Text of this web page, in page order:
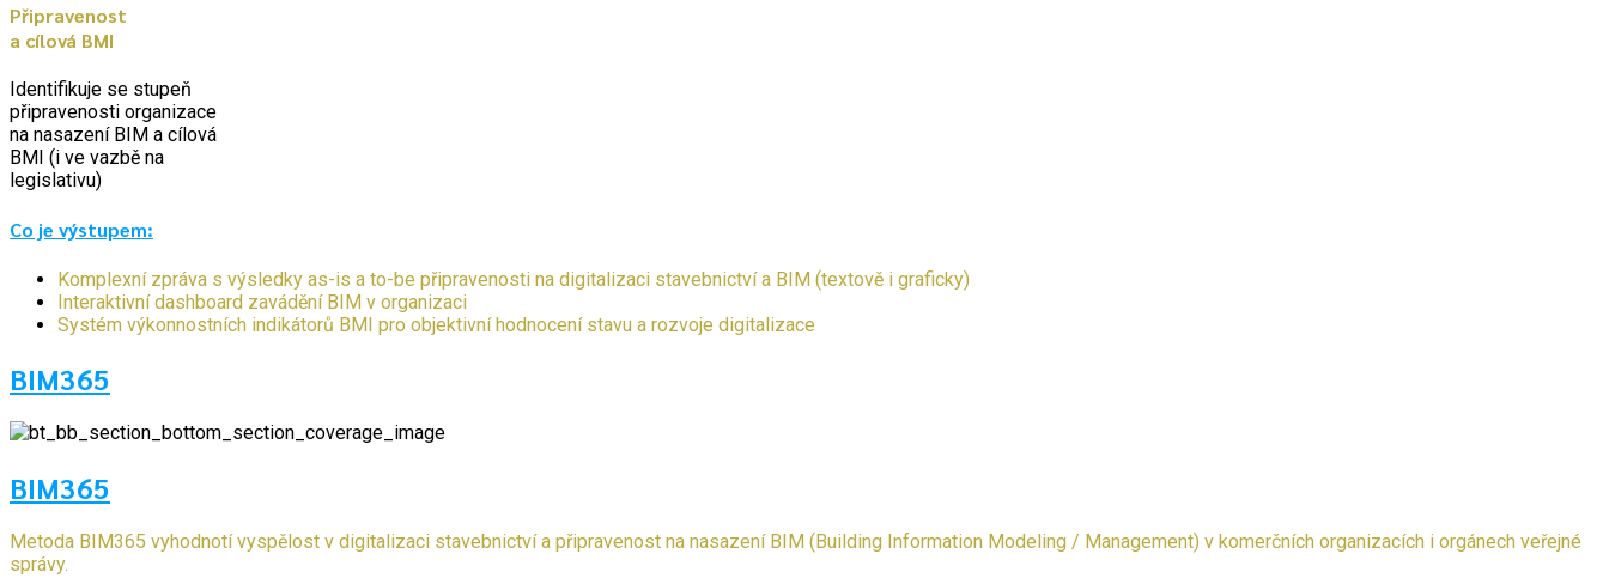
Připravenost
a cílová BMI
Identifikuje se stupeň
připravenosti organizace
na nasazení BIM a cílová
BMI (i ve vazbě na
legislativu)
Co je výstupem:
Komplexní zpráva s výsledky as-is a to-be připravenosti na digitalizaci stavebnictví a BIM (textově i graficky)
Interaktivní dashboard zavádění BIM v organizaci
Systém výkonnostních indikátorů BMI pro objektivní hodnocení stavu a rozvoje digitalizace
BIM365
BIM365
Metoda BIM365 vyhodnotí vyspělost v digitalizaci stavebnictví a připravenost na nasazení BIM (Building Information Modeling / Management) v komerčních organizacích i orgánech veřejné
správy.